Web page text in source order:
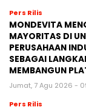
Pers Rilis
MONDEVITA
MAYORITAS DI
PERUSAHAAN
SEBAGAI
MEMBANGUN
Jumat, 7 Agu 2026 -
Pers Rilis